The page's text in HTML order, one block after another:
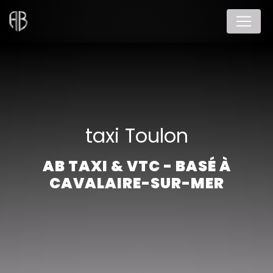
taxi Toulon
AB TAXI & VTC - BASÉ À
CAVALAIRE-SUR-MER